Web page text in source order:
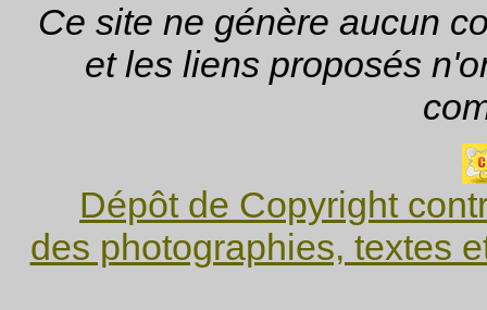
Ce site ne génère aucun
et les liens proposés
Dépôt de Copyright
des photographies, textes